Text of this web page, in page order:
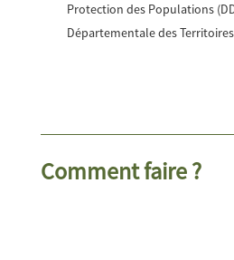
Protection des Populations
Départementale des
Comment faire ?